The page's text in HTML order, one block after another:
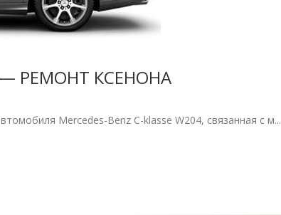
— РЕМОНТ КСЕНОНА
Mercedes-Benz C-klasse W204, связанная с м...